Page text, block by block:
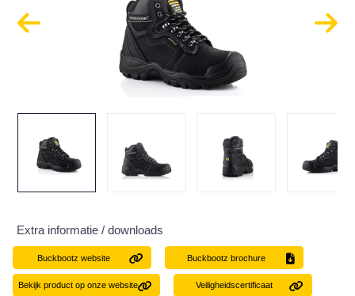
Extra informatie / downloads
Buckbootz website Buckbootz brochure
Bekijk product op onze website Veiligheidscertificaat